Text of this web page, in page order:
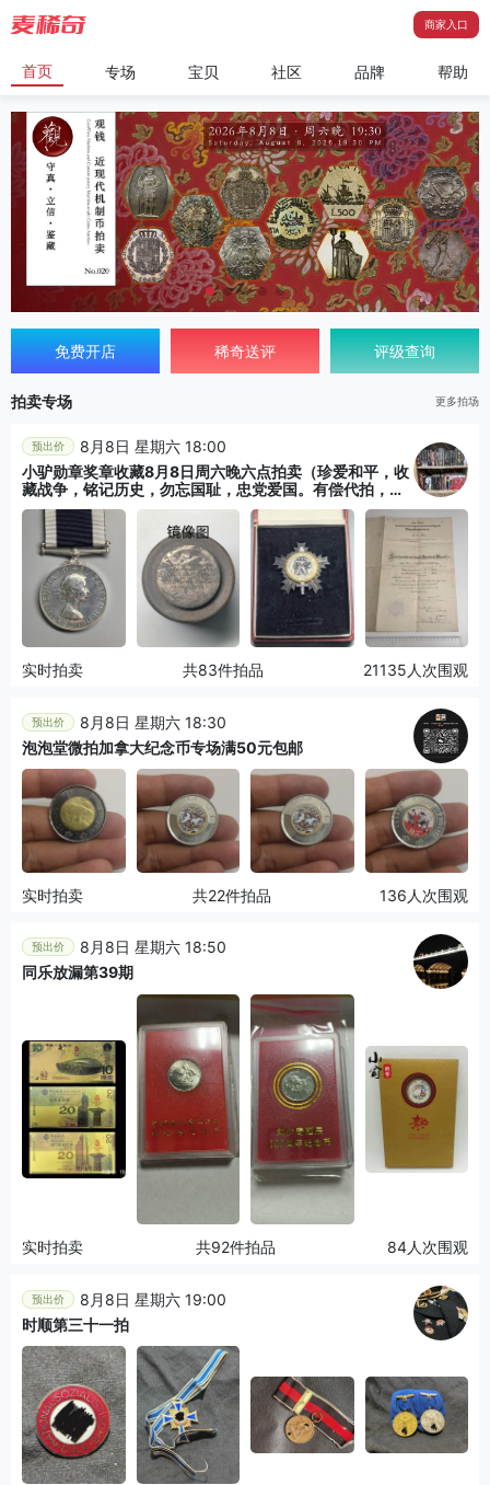
商家入口
首页 专场 宝贝 社区 品牌 帮助
免费开店 稀奇送评 评级查询
拍卖专场 更多拍场
预出价
8月8日 星期六 18:00
小驴勋章奖章收藏8月8日周六晚六点拍卖（珍爱和平，收
藏战争，铭记历史，勿忘国耻，忠党爱国。有偿代拍，送
拍规则在简介最后，参拍须阅读规则后再参拍，关系到运
费包装发货时效真假辨别等关键信息，拍卖时不回信息，
看大图店主微信码在拍卖店铺介绍里或者找我要）
实时拍卖 共83件拍品 21135人次围观
预出价
8月8日 星期六 18:30
泡泡堂微拍加拿大纪念币专场满50元包邮
实时拍卖 共22件拍品 136人次围观
预出价
8月8日 星期六 18:50
同乐放漏第39期
实时拍卖 共92件拍品 84人次围观
预出价
8月8日 星期六 19:00
时顺第三十一拍